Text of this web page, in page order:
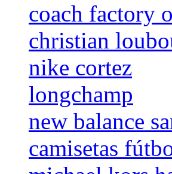
coach factory
christian
nike cortez
longchamp
new balance
camisetas